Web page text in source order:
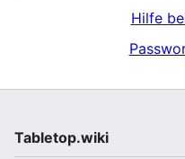
Hilfe
Tabletop.wiki